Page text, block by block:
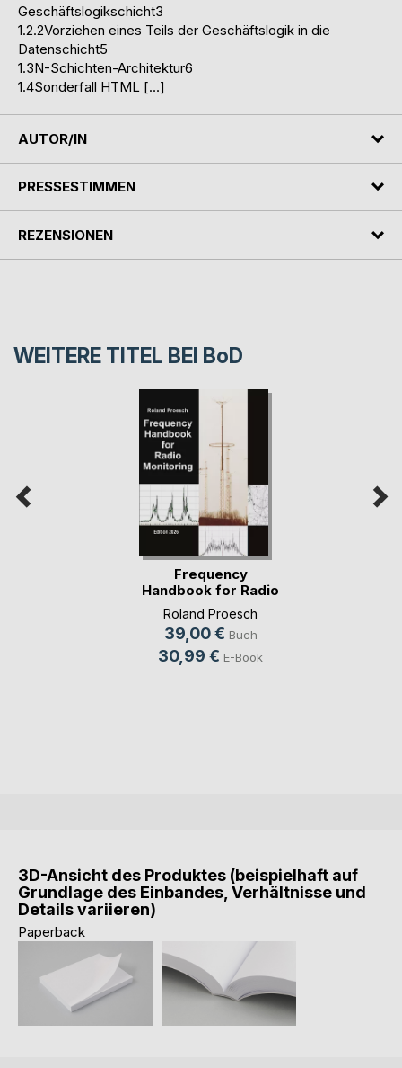
Geschäftslogikschicht3
1.2.2Vorziehen eines Teils der Geschäftslogik in die
Datenschicht5
1.3N-Schichten-Architektur6
1.4Sonderfall HTML […]
AUTOR/IN
PRESSESTIMMEN
REZENSIONEN
WEITERE TITEL BEI BoD
Frequency
Handbook for Radio
Monit(...)
Roland Proesch
39,00 € Buch
30,99 € E-Book
3D-Ansicht des Produktes (beispielhaft auf
Grundlage des Einbandes, Verhältnisse und
Details variieren)
Paperback